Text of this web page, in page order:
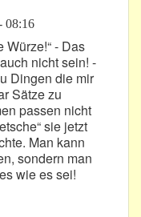
08:16
Würze!“ - Das
nicht sein! -
Dingen die mir
Sätze zu
passen nicht
sie jetzt
Man kann
sondern man
wie es sei!